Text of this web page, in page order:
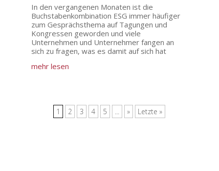
In den vergangenen Monaten ist die
Buchstabenkombination ESG immer häufiger
zum Gesprächsthema auf Tagungen und
Kongressen geworden und viele
Unternehmen und Unternehmer fangen an
sich zu fragen, was es damit auf sich hat
mehr lesen
1 2 3 4 5 ... » Letzte »